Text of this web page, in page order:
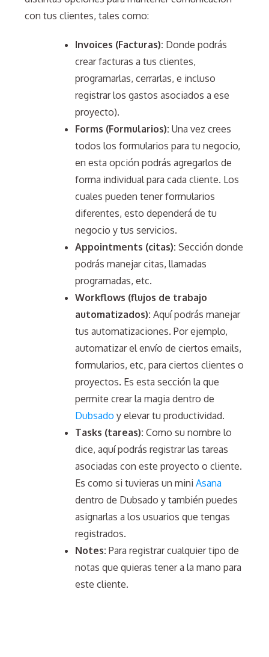
con tus clientes, tales como:
Invoices (Facturas): Donde podrás
crear facturas a tus clientes,
programarlas, cerrarlas, e incluso
registrar los gastos asociados a ese
proyecto).
Forms (Formularios): Una vez crees
todos los formularios para tu negocio,
en esta opción podrás agregarlos de
forma individual para cada cliente. Los
cuales pueden tener formularios
diferentes, esto dependerá de tu
negocio y tus servicios.
Appointments (citas): Sección donde
podrás manejar citas, llamadas
programadas, etc.
Workflows (flujos de trabajo
automatizados): Aquí podrás manejar
tus automatizaciones. Por ejemplo,
automatizar el envío de ciertos emails,
formularios, etc, para ciertos clientes o
proyectos. Es esta sección la que
permite crear la magia dentro de
Dubsado y elevar tu productividad.
Tasks (tareas): Como su nombre lo
dice, aquí podrás registrar las tareas
asociadas con este proyecto o cliente.
Es como si tuvieras un mini Asana
dentro de Dubsado y también puedes
asignarlas a los usuarios que tengas
registrados.
Notes: Para registrar cualquier tipo de
notas que quieras tener a la mano para
este cliente.